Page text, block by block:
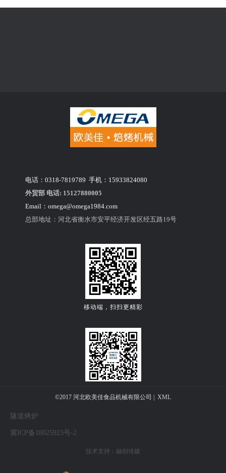
电话：0318-7819789 手机：15933824080
外贸部 电话: 15127880005
Email： omega@omega1984.com
总部地址：河北省衡水市安平经济开发区经五路19号
移动端，扫扫更精彩
©2017 河北欧美佳食品机械有限公司 | XML
隧道烤炉
冀ICP备18025923号-2
技术支持： 融创传媒